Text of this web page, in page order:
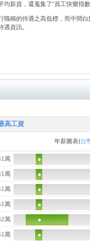
薪資，還蒐集了“員工快樂指數
稱的待遇之高低標，而中間白
資訊。
高工資
年薪圖表(台
萬
萬
萬
萬
萬
萬